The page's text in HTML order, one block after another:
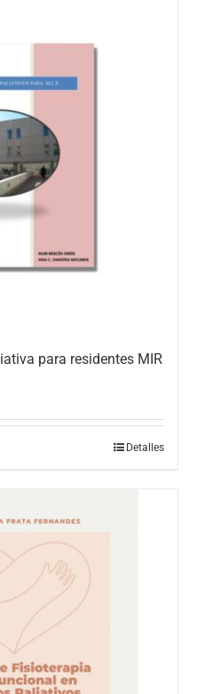
para residentes MIR
Detalles